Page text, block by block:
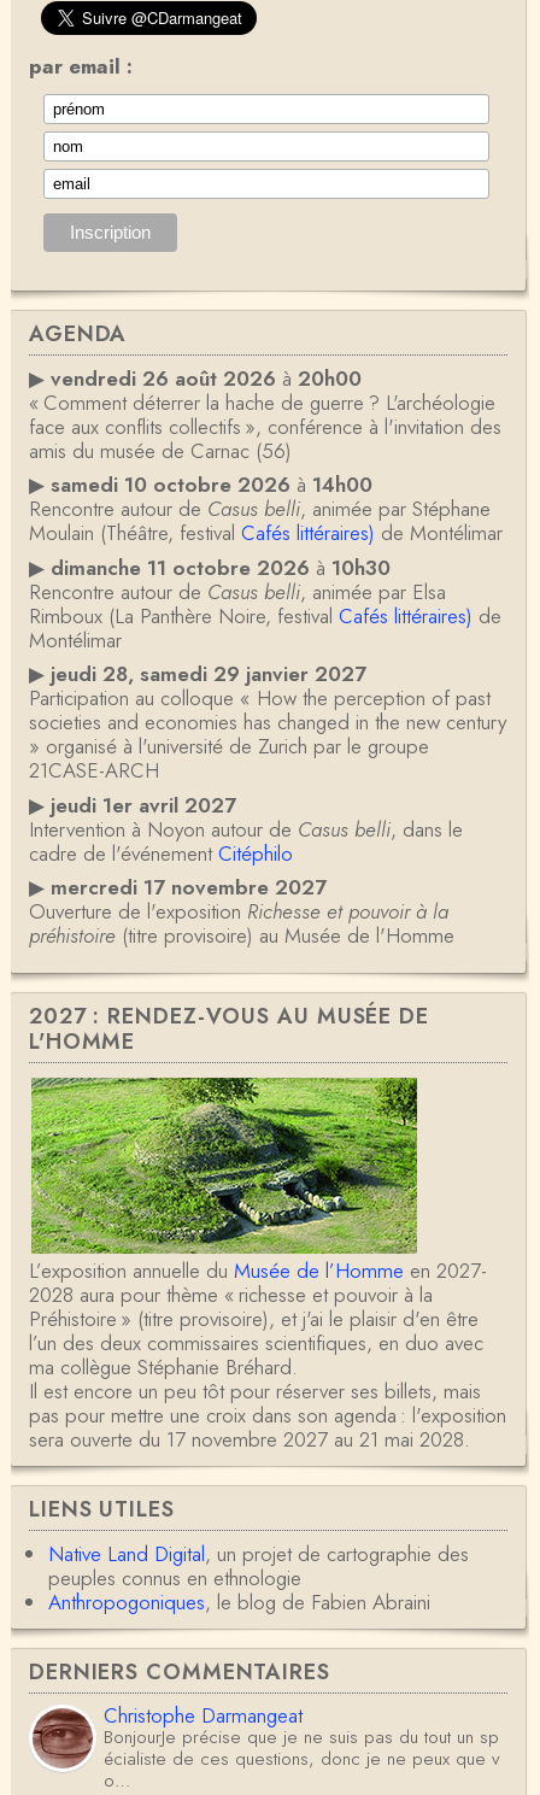
par email :
AGENDA
▶ vendredi 26 août 2026 à 20h00
« Comment déterrer la hache de guerre ? L'archéologie
face aux conflits collectifs », conférence à l'invitation des
amis du musée de Carnac (56)
▶ samedi 10 octobre 2026 à 14h00
Rencontre autour de Casus belli, animée par Stéphane
Moulain (Théâtre, festival Cafés littéraires) de Montélimar
▶ dimanche 11 octobre 2026 à 10h30
Rencontre autour de Casus belli, animée par Elsa
Rimboux (La Panthère Noire, festival Cafés littéraires) de
Montélimar
▶ jeudi 28, samedi 29 janvier 2027
Participation au colloque « How the perception of past
societies and economies has changed in the new century
» organisé à l'université de Zurich par le groupe
21CASE-ARCH
▶ jeudi 1er avril 2027
Intervention à Noyon autour de Casus belli, dans le
cadre de l'événementCitéphilo
▶ mercredi 17 novembre 2027
Ouverture de l'exposition Richesse et pouvoir à la
préhistoire(titre provisoire) au Musée de l'Homme
2027 : RENDEZ-VOUS AU MUSÉE DE
L'HOMME
L’exposition annuelle du Musée de l’Homme en 2027-
2028 aura pour thème « richesse et pouvoir à la
Préhistoire » (titre provisoire), et j'ai le plaisir d'en être
l’un des deux commissaires scientifiques, en duo avec
ma collègue Stéphanie Bréhard.
Il est encore un peu tôt pour réserver ses billets, mais
pas pour mettre une croix dans son agenda : l'exposition
sera ouverte du 17 novembre 2027 au 21 mai 2028.
LIENS UTILES
Native Land Digital, un projet de cartographie des
peuples connus en ethnologie
Anthropogoniques, le blog de Fabien Abraini
DERNIERS COMMENTAIRES
Christophe Darmangeat
BonjourJe précise que je ne suis pas du tout un sp
écialiste de ces questions, donc je ne peux que v
o…